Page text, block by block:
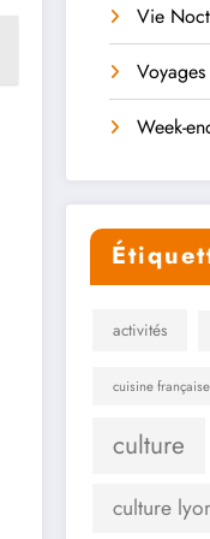
Vie
Week-
activités
cuisine française
culture
culture